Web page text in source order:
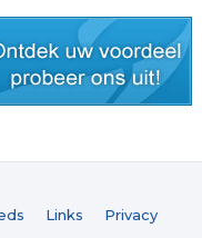
Links Privacy